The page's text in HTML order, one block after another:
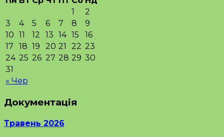
« Чер
1
2
3
4 5 6 7 8
9
10 11 12 13 14 15
16
17
18 19 20 21 22 23
24 25 26 27 28 29 30
31
Документація
Травень 2026